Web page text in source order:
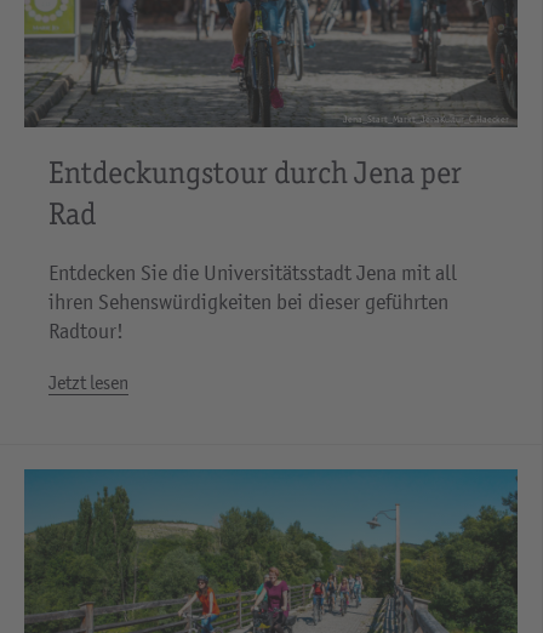
Jena_Start_Markt_JenaKultur_C.Haecker
Entdeckungstour durch Jena per
Rad
Entdecken Sie die Universitätsstadt Jena mit all
ihren Sehenswürdigkeiten bei dieser geführten
Radtour!
Jetzt lesen